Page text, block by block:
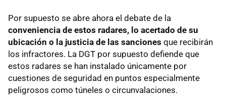
Por supuesto se abre ahora el debate de la
conveniencia de estos radares, lo acertado de su
ubicación o la justicia de las sanciones que recibirán
los infractores. La DGT por supuesto defiende que
estos radares se han instalado únicamente por
cuestiones de seguridad en puntos especialmente
peligrosos como túneles o circunvalaciones.